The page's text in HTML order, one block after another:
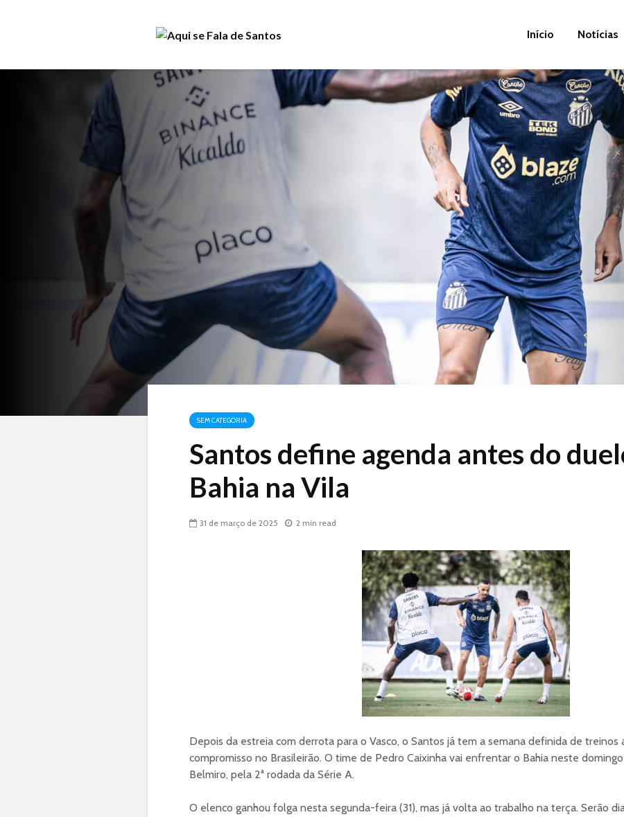
Início Notícias
SEM CATEGORIA
Santos define agenda antes do
Bahia na Vila
31 de março de 2025 2 min read
Depois da estreia com derrota para o Vasco, o Santos já tem a semana definida de treinos
compromisso no Brasileirão. O time de Pedro Caixinha vai enfrentar o Bahia neste
Belmiro, pela 2ª rodada da Série A.
O elenco ganhou folga nesta segunda-feira (31), mas já volta ao trabalho na terça. Serão